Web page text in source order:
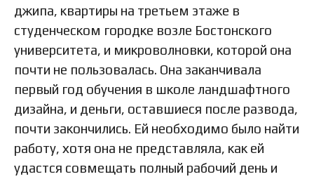
джипа, квартиры на третьем этаже в
студенческом городке возле Бостонского
университета, и микроволновки, которой она
почти не пользовалась. Она заканчивала
первый год обучения в школе ландшафтного
дизайна, и деньги, оставшиеся после развода,
почти закончились. Ей необходимо было найти
работу, хотя она не представляла, как ей
удастся совмещать полный рабочий день и